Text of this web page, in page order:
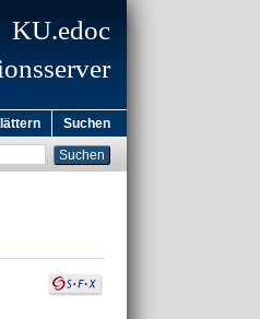
KU.edoc
Suchen